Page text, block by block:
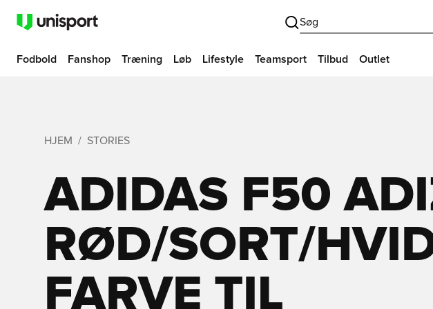
Søg
Fodbold Fanshop Træning Løb Lifestyle Teamsport Tilbud Outlet
HJEM STORIES
ADIDAS F50
RØD/SORT/
FARVE TIL